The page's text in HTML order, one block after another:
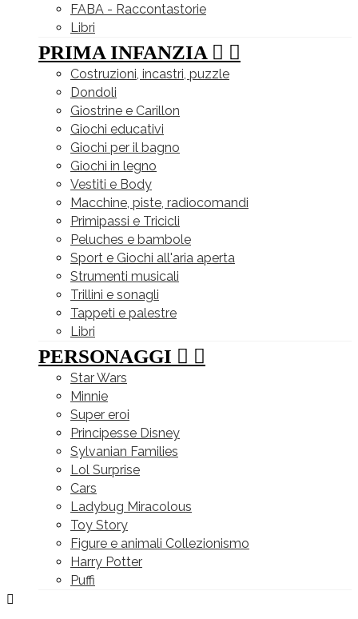
FABA - Raccontastorie
Libri
PRIMA INFANZIA  
Costruzioni, incastri, puzzle
Dondoli
Giostrine e Carillon
Giochi educativi
Giochi per il bagno
Giochi in legno
Vestiti e Body
Macchine, piste, radiocomandi
Primipassi e Tricicli
Peluches e bambole
Sport e Giochi all'aria aperta
Strumenti musicali
Trillini e sonagli
Tappeti e palestre
Libri
PERSONAGGI  
Star Wars
Minnie
Super eroi
Principesse Disney
Sylvanian Families
Lol Surprise
Cars
Ladybug Miracolous
Toy Story
Figure e animali Collezionismo
Harry Potter
Puffi
